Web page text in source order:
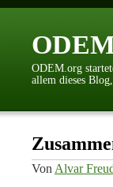
ODEM.org
allem dieses
Von Alvar